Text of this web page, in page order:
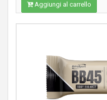
Aggiungi al carrello